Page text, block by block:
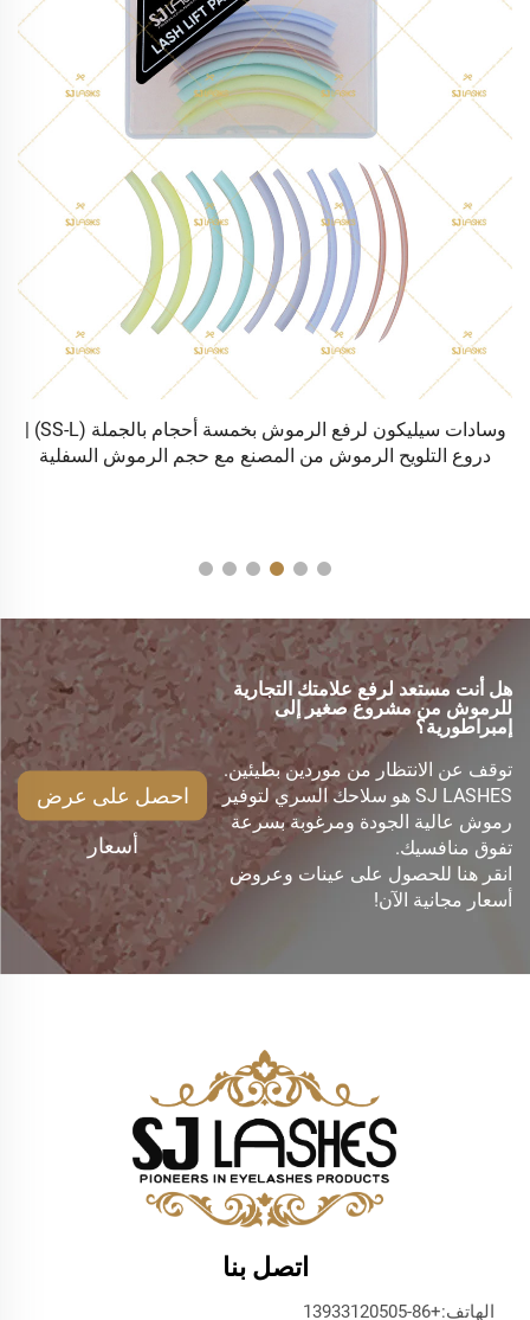
وسادات سيليكون لرفع الرموش بخمسة أحجام بالجملة (SS-L) |
دروع التلويح الرموش من المصنع مع حجم الرموش السفلية
هل أنت مستعد لرفع علامتك التجارية
للرموش من مشروع صغير إلى
إمبراطورية؟
توقف عن الانتظار من موردين بطيئين.
SJ LASHES هو سلاحك السري لتوفير
رموش عالية الجودة ومرغوبة بسرعة
تفوق منافسيك.
انقر هنا للحصول على عينات وعروض
أسعار مجانية الآن!
احصل على عرض
أسعار
اتصل بنا
الهاتف:+86-13933120505